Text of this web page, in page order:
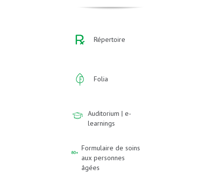
Répertoire
Folia
Auditorium | e-
learnings
Formulaire de soins
aux personnes
âgées